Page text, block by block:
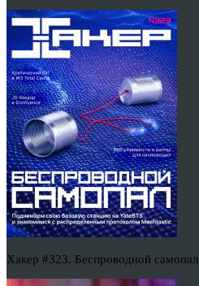
Хакер #323. Беспроводной самопал